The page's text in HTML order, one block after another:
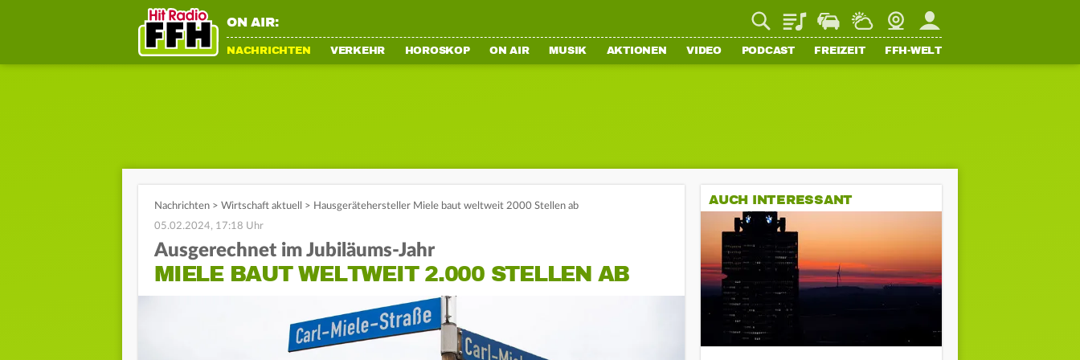
ON AIR: PlaylistStaupilotWetterWebcamMein FFH
NACHRICHTEN VERKEHR HOROSKOP ON AIR MUSIK AKTIONEN VIDEO PODCAST FREIZEIT FFH-WELT
Nachrichten > Wirtschaft aktuell > Hausgerätehersteller Miele baut weltweit 2000 Stellen ab
05.02.2024, 17:18 Uhr
Ausgerechnet im Jubiläums-Jahr
MIELE BAUT WELTWEIT 2.000 STELLEN AB
AUCH INTERESSANT